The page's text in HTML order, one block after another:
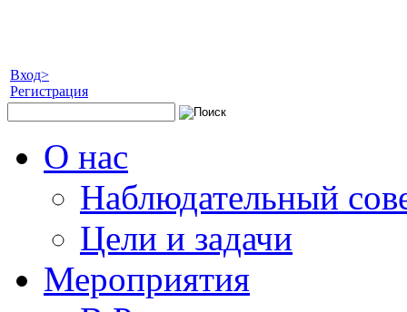
Вход>
Регистрация
О нас
Наблюдательный
Цели и задачи
Мероприятия